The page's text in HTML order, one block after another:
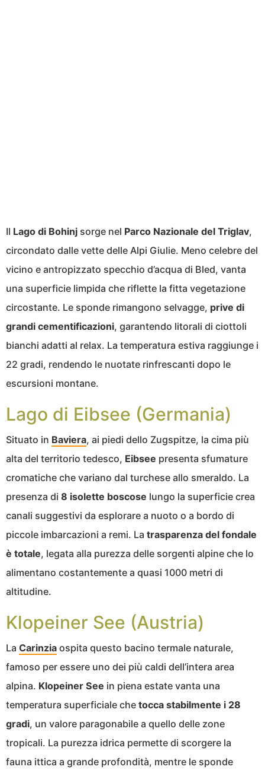
Il Lago di Bohinj sorge nel Parco Nazionale del Triglav,
circondato dalle vette delle Alpi Giulie. Meno celebre del
vicino e antropizzato specchio d’acqua di Bled, vanta
una superficie limpida che riflette la fitta vegetazione
circostante. Le sponde rimangono selvagge, prive di
grandi cementificazioni, garantendo litorali di ciottoli
bianchi adatti al relax. La temperatura estiva raggiunge i
22 gradi, rendendo le nuotate rinfrescanti dopo le
escursioni montane.
Lago di Eibsee (Germania)
Situato in Baviera, ai piedi dello Zugspitze, la cima più
alta del territorio tedesco, Eibsee presenta sfumature
cromatiche che variano dal turchese allo smeraldo. La
presenza di 8 isolette boscose lungo la superficie crea
canali suggestivi da esplorare a nuoto o a bordo di
piccole imbarcazioni a remi. La trasparenza del fondale
è totale, legata alla purezza delle sorgenti alpine che lo
alimentano costantemente a quasi 1000 metri di
altitudine.
Klopeiner See (Austria)
La Carinzia ospita questo bacino termale naturale,
famoso per essere uno dei più caldi dell’intera area
alpina. Klopeiner See in piena estate vanta una
temperatura superficiale che tocca stabilmente i 28
gradi, un valore paragonabile a quello delle zone
tropicali. La purezza idrica permette di scorgere la
fauna ittica a grande profondità, mentre le sponde